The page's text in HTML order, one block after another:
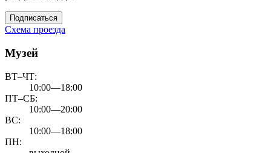
Подписаться
Схема проезда
Музей
ВТ–ЧТ:
10:00—18:00
ПТ–СБ:
10:00—20:00
ВС:
10:00—18:00
ПН: